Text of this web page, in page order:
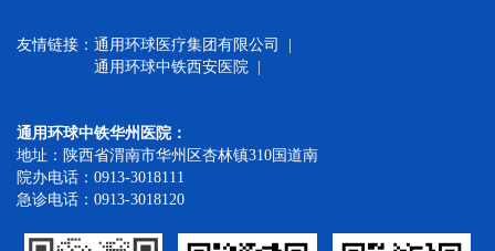
友情链接： 通用环球医疗集团有限公司 |
通用环球中铁西安医院 |
通用环球中铁华州医院：
地址：陕西省渭南市华州区杏林镇310国道南
院办电话：0913-3018111
急诊电话：0913-3018120